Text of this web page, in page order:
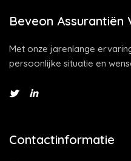
Beveon Assurantiën
Met onze jarenlange
persoonlijke situatie en
Contactinformatie